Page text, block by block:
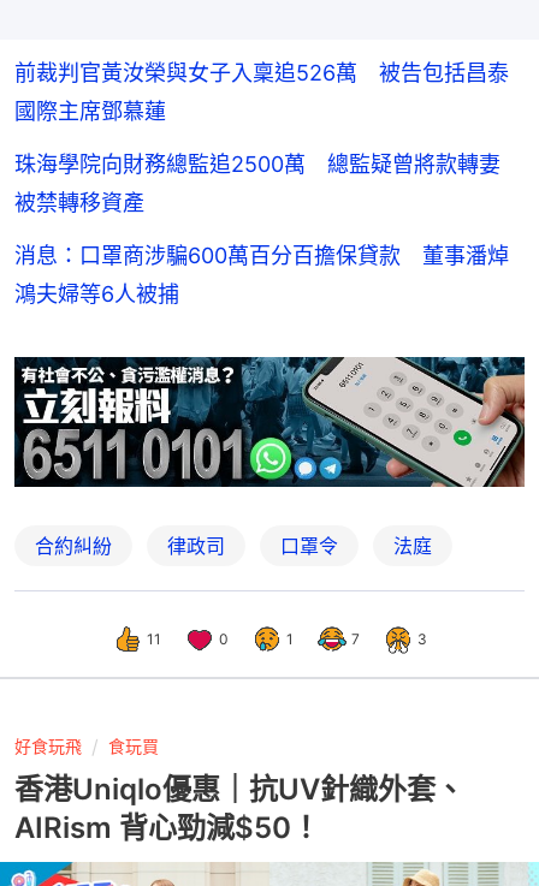
前裁判官黃汝榮與女子入稟追526萬 被告包括昌泰
國際主席鄧慕蓮
珠海學院向財務總監追2500萬 總監疑曾將款轉妻
被禁轉移資產
消息：口罩商涉騙600萬百分百擔保貸款 董事潘焯
鴻夫婦等6人被捕
合約糾紛 律政司 口罩令 法庭
11 0 1 7 3
好食玩飛 食玩買
香港Uniqlo優惠｜抗UV針織外套、
AIRism 背心勁減$50！